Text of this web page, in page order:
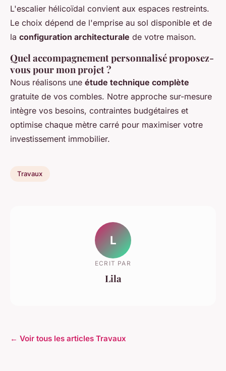
L'escalier hélicoïdal convient aux espaces restreints.
Le choix dépend de l'emprise au sol disponible et de
la configuration architecturale de votre maison.
Quel accompagnement personnalisé proposez-
vous pour mon projet ?
Nous réalisons une étude technique complète
gratuite de vos combles. Notre approche sur-mesure
intègre vos besoins, contraintes budgétaires et
optimise chaque mètre carré pour maximiser votre
investissement immobilier.
Travaux
L
ECRIT PAR
Lila
← Voir tous les articles Travaux